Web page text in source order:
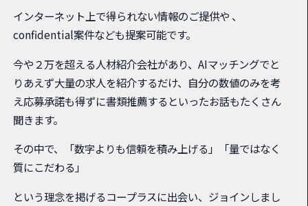
インターネット上で得られない情報のご提供や 、
confidential案件なども提案可能です。
今や２万を超える人材紹介会社があり、AIマッチングでと
りあえず大量の求人を紹介するだけ、自分の数値のみを考
え応募承諾も得ずに書類推薦するといったお話もたくさん
聞きます。
その中で、「数字よりも信頼を積み上げる」「量ではなく
質にこだわる」
という理念を掲げるコープラスに出会い、ジョインしまし